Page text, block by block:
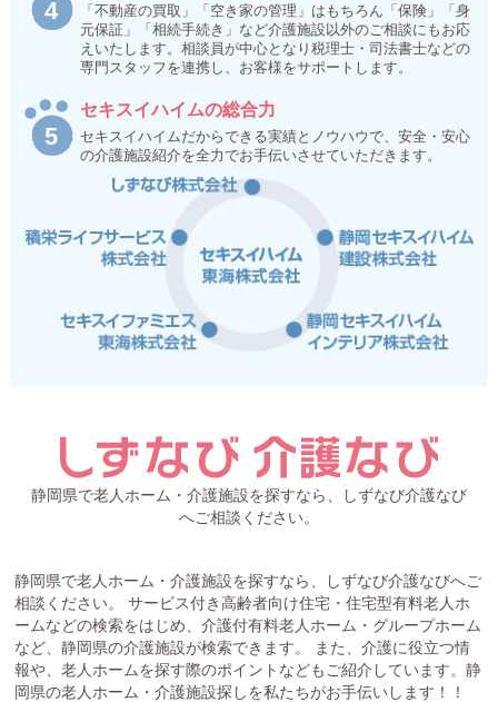
「不動産の買取」「空き家の管理」はもちろん「保険」「身
元保証」「相続手続き」など介護施設以外のご相談にもお応
えいたします。相談員が中心となり税理士・司法書士などの
専門スタッフを連携し、お客様をサポートします。
セキスイハイムの総合力
セキスイハイムだからできる実績とノウハウで、安全・安心
の介護施設紹介を全力でお手伝いさせていただきます。
静岡県で老人ホーム・介護施設を探すなら、しずなび介護なび
へご相談ください。
静岡県で老人ホーム・介護施設を探すなら、しずなび介護なびへご
相談ください。 サービス付き高齢者向け住宅・住宅型有料老人ホ
ームなどの検索をはじめ、介護付有料老人ホーム・グループホーム
など、静岡県の介護施設が検索できます。 また、介護に役立つ情
報や、老人ホームを探す際のポイントなどもご紹介しています。静
岡県の老人ホーム・介護施設探しを私たちがお手伝いします！！